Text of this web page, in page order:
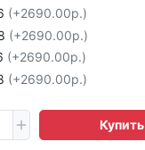
(+2690.00р.)
(+2690.00р.)
(+2690.00р.)
(+2690.00р.)
Купить